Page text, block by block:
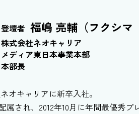
登壇者 福嶋 亮輔（フクシマ
株式会社ネオキャリア
メディア東日本事業本部
本部長
オキャリアに新卒入社。
属され、2012年10月に年間最優秀